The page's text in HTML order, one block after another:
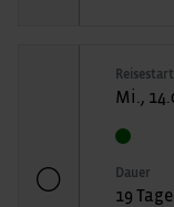
Mi.,
Dauer
19 Tage